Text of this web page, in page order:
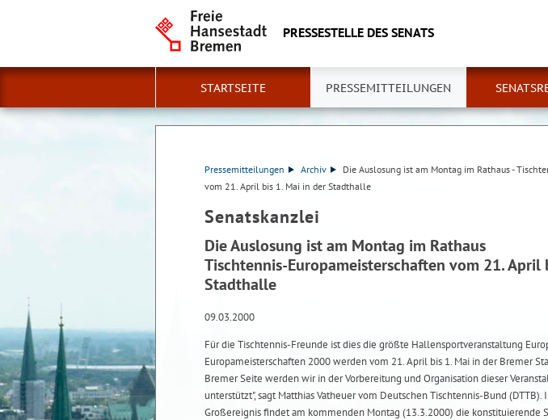
PRESSESTELLE DES SENATS
STARTSEITE PRESSEMITTEILUNGEN
Pressemitteilungen Archiv
Die Auslosung ist am Montag im Rathaus -
vom 21. April bis 1. Mai in der Stadthalle
Senatskanzlei
Die Auslosung ist am Montag im Rathaus
Tischtennis-Europameisterschaften vom 21. April
Stadthalle
09.03.2000
Für die Tischtennis-Freunde ist dies die größte Hallensportveranstaltung
Europameisterschaften 2000 werden vom 21. April bis 1. Mai in der Bremer
Bremer Seite werden wir in der Vorbereitung und Organisation dieser
unterstützt", sagt Matthias Vatheuer vom Deutschen Tischtennis-Bund (DTTB).
Großereignis findet am kommenden Montag (13.3.2000) die konstituierende